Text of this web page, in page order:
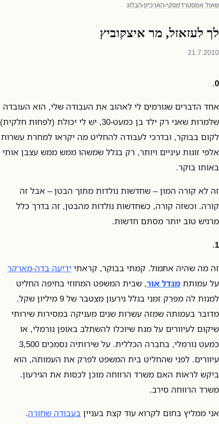
שאול אמסטרדמסקי›הארכיון›הבלוג
לך לעזאזל, מר איצקוביץ
21.7.2010
0
.
אחד הדברים שגורמים לי לאהוב את העבודה שלי, הוא העובדה
שלמרות שאני רק ילד בן כמעט-30, יש לי יכולת (לפחות חלקית)
לקום בבוקר, ובדרכי לעבודה להחליט מה יקראו למחרת עשרות
אלפי זוגות עיניים ויותר, רק בגלל שמשהו ממש ממש עצבן אותי
באותו בוקר.
זה לא קורה המון – שחדשות נולדות מתוך הבטן – אבל זה
קורה. וכשזה קורה, כשחדשות נולדות מהבטן, זה בדרך כלל
מרגיש טוב יותר מסתם חדשות.
1
.
זה מה שהיה אתמול. קמתי בבוקר, קראתי ידיעה בדה-מארקר
על עמותת מגדל אור, שבית המשפט המחוזי בחיפה החליט
למנות לה מפרק זמני בגלל גירעון מצטבר של 9 מיליון שקל.
מדובר בעמותה שמזה עשרות שנים מעניקה במסירות שירותי
שיקום לעיוורים על מנת שיוכלו להשתלב באופן נורמלי, או
כמעט נורמלי, בחברה הכללית. על שירותיה נסמכים 3,500
עיוורים. לפני שהחליט בית המשפט לפרק את העמותה, הוא
ביקש לראות האם משרד הרווחה מוכן לכסות את הגירעון.
משרד הרווחה סירב.
אני ממליץ בחום לקרוא עוד קצת בעניין בעבודה שחורה.